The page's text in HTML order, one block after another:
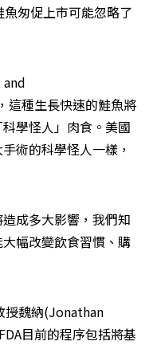
匆促上市可能忽略了
種生長快速的鮭魚將
學怪人」肉食。美國
術的科學怪人一樣，
成多大影響，我們知
幅改變飲食習慣、購
魏納(Jonathan
目前的程序包括將基